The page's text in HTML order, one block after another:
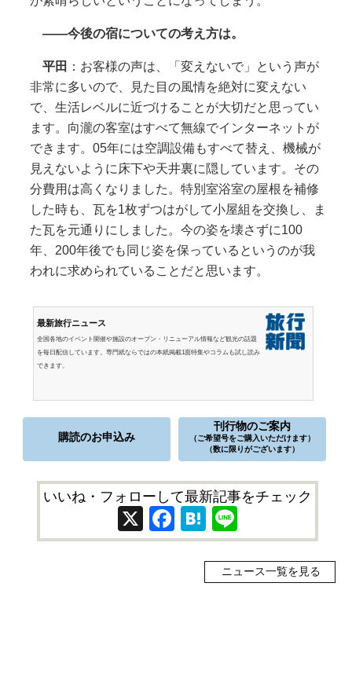
――今後の宿についての考え方は。
平田 ：お客様の声は、「変えないで」という声が
非常に多いので、見た目の風情を絶対に変えない
で、生活レベルに近づけることが大切だと思ってい
ます。向瀧の客室はすべて無線でインターネットが
できます。05年には空調設備もすべて替え、機械が
見えないように床下や天井裏に隠しています。その
分費用は高くなりました。特別室浴室の屋根を補修
した時も、瓦を1枚ずつはがして小屋組を交換し、ま
た瓦を元通りにしました。今の姿を壊さずに100
年、200年後でも同じ姿を保っているというのが我
われに求められていることだと思います。
最新旅行ニュース
全国各地のイベント開催や施設のオープン・リニューアル情報など観光の話題
を毎日配信しています。専門紙ならではの本紙掲載1面特集やコラムも試し読み
できます。
購読のお申込み
刊行物のご案内
（ご希望号をご購入いただけます）
（数に限りがございます）
いいね・フォローして最新記事をチェック
X Facebook
Hatena
ニュース一覧を見る